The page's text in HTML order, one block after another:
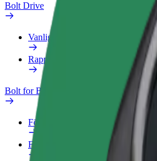
Bolt Drive
Vanliga frågor
Rapportera ett fordon
Bolt for Business
Förmåner
Företagsprofil